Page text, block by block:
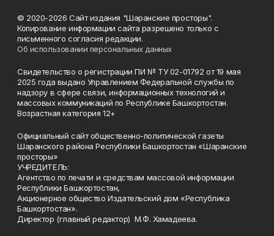
© 2020-2026 Сайт издания "Шаранские просторы".
Копирование информации сайта разрешено только с
письменного согласия редакции.
Об использовании персональных данных
Свидетельство о регистрации ПИ № ТУ 02-01792 от 19 мая
2025 года выдано Управлением Федеральной службы по
надзору в сфере связи, информационных технологий и
массовых коммуникаций по Республике Башкортостан.
Возрастная категория 12+
Официальный сайт общественно-политической газеты
Шаранского района Республики Башкортостан «Шаранские
просторы»
УЧРЕДИТЕЛЬ:
Агентство по печати и средствам массовой информации
Республики Башкортостан,
Акционерное общество Издательский дом «Республика
Башкортостан».
Директор (главный редактор) М.Ф. Хамадеева.